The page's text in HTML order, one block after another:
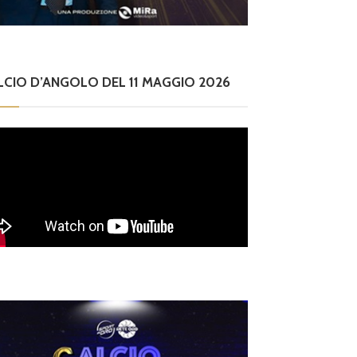
23 e il 30 agosto
D’ANGOLO DEL 11 MAGGIO 2026